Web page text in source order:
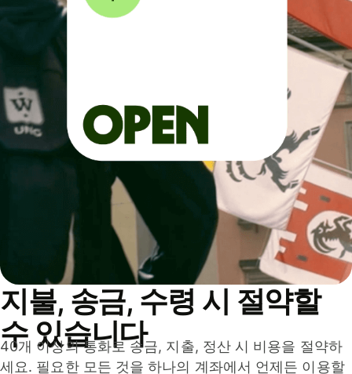
지불, 송금, 수령 시 절약할
수 있습니다
40개 이상의 통화로 송금, 지출, 정산 시 비용을 절약하
세요. 필요한 모든 것을 하나의 계좌에서 언제든 이용할